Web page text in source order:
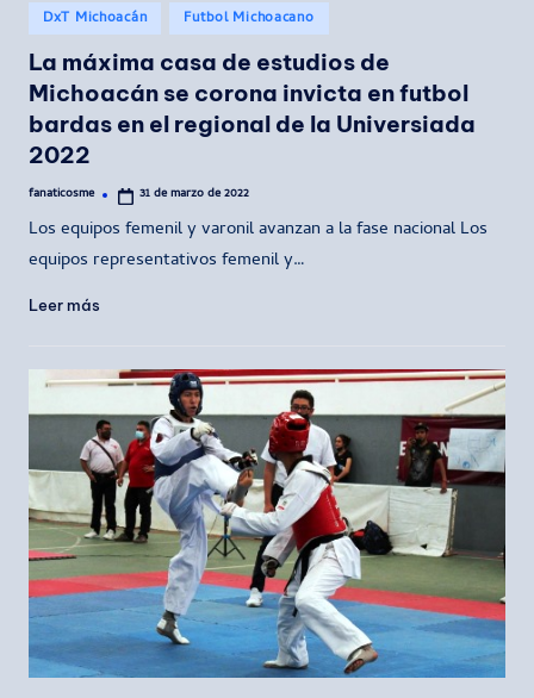
Publicado
en
DxT Michoacán Futbol Michoacano
La máxima casa de estudios de
Michoacán se corona invicta en futbol
bardas en el regional de la Universiada
2022
Publicado
fanaticosme 31 de marzo de 2022
Los equipos femenil y varonil avanzan a la fase nacional Los
equipos representativos femenil y…
Leer más